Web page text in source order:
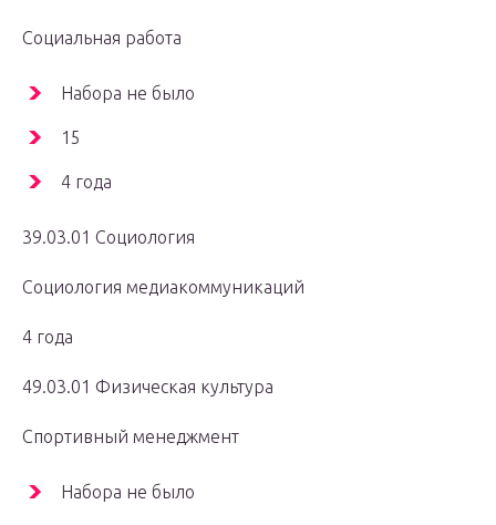
Социальная работа
Набора не было
15
4 года
39.03.01 Социология
Социология медиакоммуникаций
4 года
49.03.01 Физическая культура
Спортивный менеджмент
Набора не было